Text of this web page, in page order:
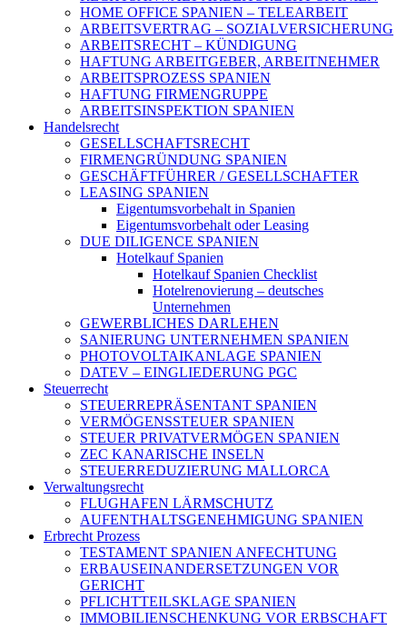
HOME OFFICE SPANIEN – TELEARBEIT
ARBEITSVERTRAG – SOZIALVERSICHERUNG
ARBEITSRECHT – KÜNDIGUNG
HAFTUNG ARBEITGEBER, ARBEITNEHMER
ARBEITSPROZESS SPANIEN
HAFTUNG FIRMENGRUPPE
ARBEITSINSPEKTION SPANIEN
Handelsrecht
GESELLSCHAFTSRECHT
FIRMENGRÜNDUNG SPANIEN
GESCHÄFTFÜHRER / GESELLSCHAFTER
LEASING SPANIEN
Eigentumsvorbehalt in Spanien
Eigentumsvorbehalt oder Leasing
DUE DILIGENCE SPANIEN
Hotelkauf Spanien
Hotelkauf Spanien Checklist
Hotelrenovierung – deutsches
Unternehmen
GEWERBLICHES DARLEHEN
SANIERUNG UNTERNEHMEN SPANIEN
PHOTOVOLTAIKANLAGE SPANIEN
DATEV – EINGLIEDERUNG PGC
Steuerrecht
STEUERREPRÄSENTANT SPANIEN
VERMÖGENSSTEUER SPANIEN
STEUER PRIVATVERMÖGEN SPANIEN
ZEC KANARISCHE INSELN
STEUERREDUZIERUNG MALLORCA
Verwaltungsrecht
FLUGHAFEN LÄRMSCHUTZ
AUFENTHALTSGENEHMIGUNG SPANIEN
Erbrecht Prozess
TESTAMENT SPANIEN ANFECHTUNG
ERBAUSEINANDERSETZUNGEN VOR
GERICHT
PFLICHTTEILSKLAGE SPANIEN
IMMOBILIENSCHENKUNG VOR ERBSCHAFT